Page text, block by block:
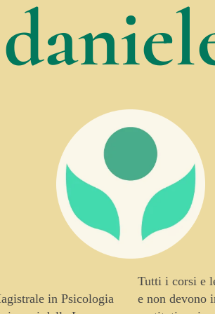
in Psicologia
Tutti i corsi e
e non devono